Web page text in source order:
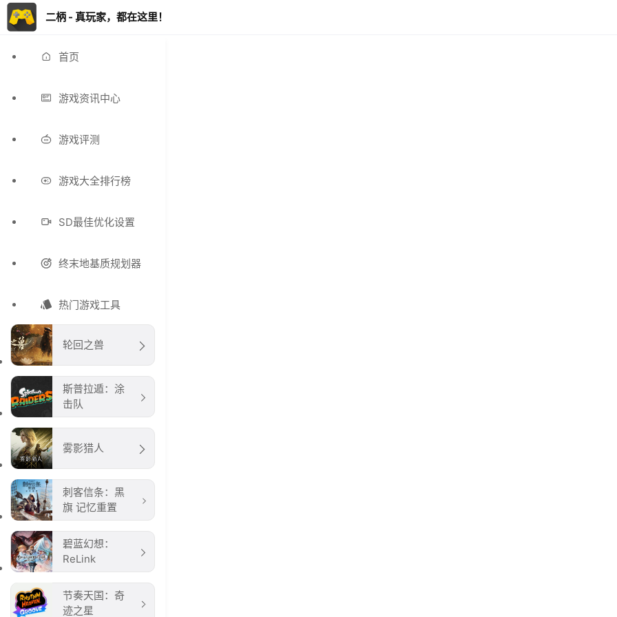
二柄 - 真玩家，都在这里！
首页
游戏资讯中心
游戏评测
游戏大全排行榜
SD最佳优化设置
终末地基质规划器
热门游戏工具
轮回之兽
斯普拉遁：涂
击队
雾影猎人
刺客信条：黑
旗 记忆重置
碧蓝幻想：
ReLink
节奏天国：奇
迹之星